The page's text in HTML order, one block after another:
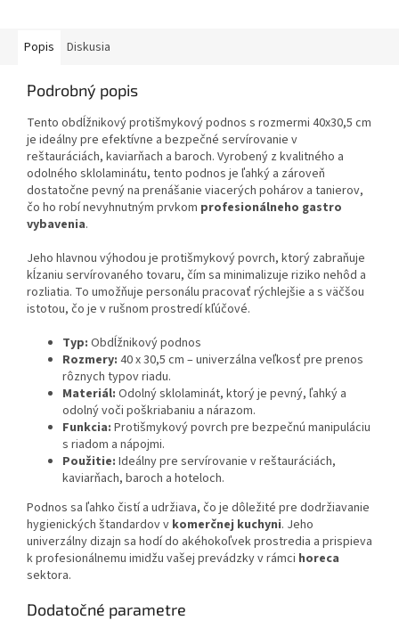
Popis Diskusia
Podrobný popis
Tento obdĺžnikový protišmykový podnos s rozmermi 40x30,5 cm
je ideálny pre efektívne a bezpečné servírovanie v
reštauráciách, kaviarňach a baroch. Vyrobený z kvalitného a
odolného sklolaminátu, tento podnos je ľahký a zároveň
dostatočne pevný na prenášanie viacerých pohárov a tanierov,
čo ho robí nevyhnutným prvkom profesionálneho gastro
vybavenia.
Jeho hlavnou výhodou je protišmykový povrch, ktorý zabraňuje
kĺzaniu servírovaného tovaru, čím sa minimalizuje riziko nehôd a
rozliatia. To umožňuje personálu pracovať rýchlejšie a s väčšou
istotou, čo je v rušnom prostredí kľúčové.
Typ: Obdĺžnikový podnos
Rozmery: 40 x 30,5 cm – univerzálna veľkosť pre prenos
rôznych typov riadu.
Materiál: Odolný sklolaminát, ktorý je pevný, ľahký a
odolný voči poškriabaniu a nárazom.
Funkcia: Protišmykový povrch pre bezpečnú manipuláciu
s riadom a nápojmi.
Použitie: Ideálny pre servírovanie v reštauráciách,
kaviarňach, baroch a hoteloch.
Podnos sa ľahko čistí a udržiava, čo je dôležité pre dodržiavanie
hygienických štandardov v komerčnej kuchyni. Jeho
univerzálny dizajn sa hodí do akéhokoľvek prostredia a prispieva
k profesionálnemu imidžu vašej prevádzky v rámci horeca
sektora.
Dodatočné parametre